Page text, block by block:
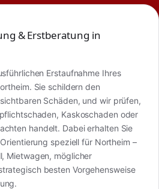
& Erstberatung in
Erstaufnahme Ihres
Sie schildern den
Schäden, und wir prüfen,
Kaskoschaden oder
handelt. Dabei erhalten Sie
speziell für Northeim –
Mietwagen, möglicher
besten Vorgehensweise